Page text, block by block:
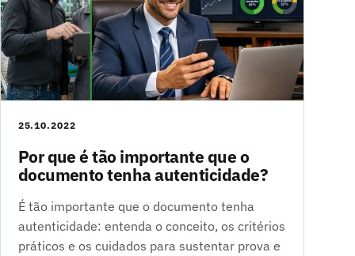
25.10.2022
Por que é tão importante que o
documento tenha autenticidade?
É tão importante que o documento tenha
autenticidade: entenda o conceito, os critérios
práticos e os cuidados para sustentar prova e